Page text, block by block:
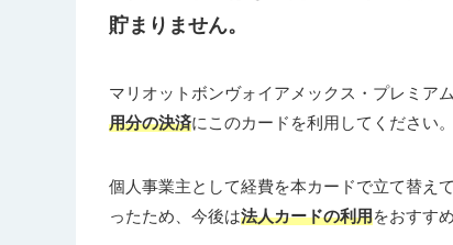
貯まりません。
マリオットボンヴォイアメックス・プレミア
用分の決済にこのカードを利用してください。
個人事業主として経費を本カードで立て替え
ったため、今後は法人カードの利用をおすす